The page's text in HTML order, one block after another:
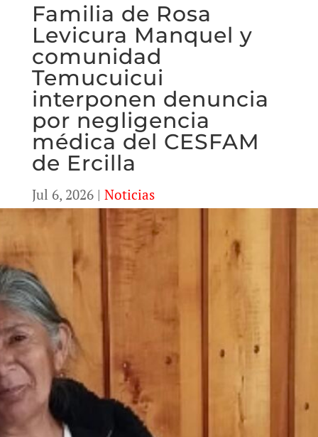
Familia de Rosa
Levicura Manquel y
comunidad
Temucuicui
interponen denuncia
por negligencia
médica del CESFAM
de Ercilla
Jul 6, 2026| Noticias